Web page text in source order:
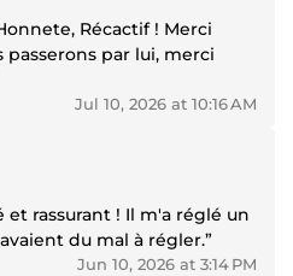
Récactif ! Merci
par lui, merci
Jul 10, 2026 at 10:16 AM
et rassurant ! Il m'a réglé un
du mal à régler.”
Jun 10, 2026 at 3:14 PM